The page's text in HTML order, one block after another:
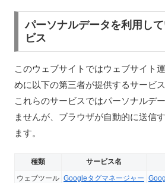
パーソナルデータを利用し
ビス
このウェブサイトではウェブサイト
めに以下の第三者が提供するサービ
これらのサービスではパーソナルデ
ませんが、ブラウザが自動的に送信
ます。
種類 サービス名
ウェブツール Googleタグマネージャー